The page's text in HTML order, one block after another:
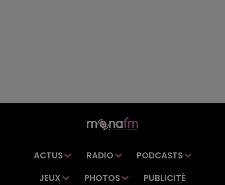
ACTUS RADIO
PODCASTS
JEUX
PHOTOS PUBLICITÉ